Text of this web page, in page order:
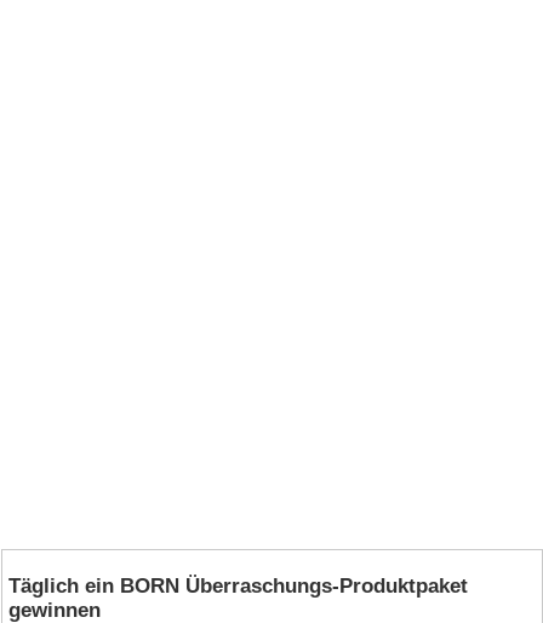
Täglich ein BORN Überraschungs-Produktpaket
gewinnen